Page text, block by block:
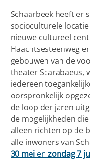
Schaarbeek heeft er
socioculturele locatie
nieuwe cultureel
Haachtsesteenweg
gebouwen van de
theater Scarabaeus,
iedereen
oorspronkelijk
de loop der jaren
de mogelijkheden
alleen richten op de
alle inwoners van
30 mei enzondag 7